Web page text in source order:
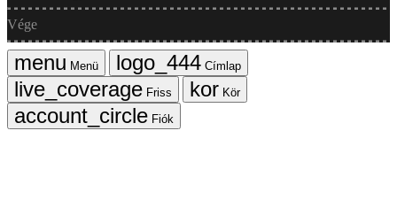
Vége
Menü
Címlap
Friss
Kör
Fiók